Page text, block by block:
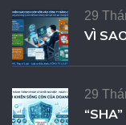
29
VÌ
29